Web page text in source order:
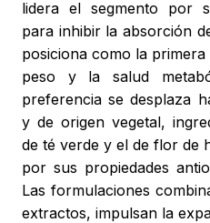
lidera el segmento por
para inhibir la absorción
posiciona como la
peso y la salud
preferencia se desplaza
y de origen vegetal,
de té verde y el de flor de
por sus propiedades
Las formulaciones
extractos, impulsan la